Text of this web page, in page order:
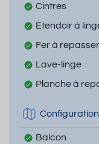
Cintres
Etendoir à
Fer à repasser
Lave-linge
Planche à
Configuration
Balcon